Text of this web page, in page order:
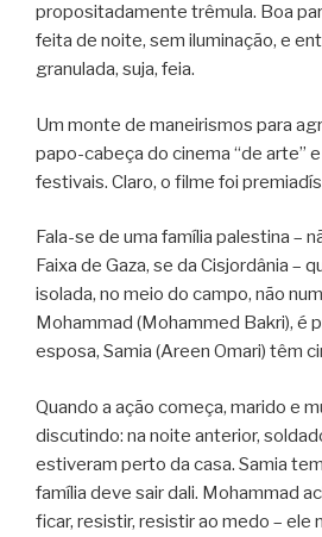
propositadamente trêmula. Boa
feita de noite, sem iluminação, e
granulada, suja, feia.
Um monte de maneirismos para
papo-cabeça do cinema “de arte”
festivais. Claro, o filme foi
Fala-se de uma família palestina –
Faixa de Gaza, se da Cisjordânia –
isolada, no meio do campo, não
Mohammad (Mohammed Bakri), é
esposa, Samia (Areen Omari) têm
Quando a ação começa, marido e
discutindo: na noite anterior,
estiveram perto da casa. Samia
família deve sair dali. Mohammad
ficar, resistir, resistir ao medo – ele